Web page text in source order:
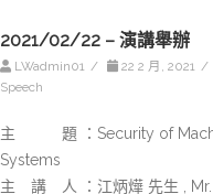
2021/02/22 – 演講舉辦
LWadmin01 / 22 2 月, 2021 /
Speech
主 題 ：Security of
Systems
主 講 人 ：江炳燁 先生 , Mr.